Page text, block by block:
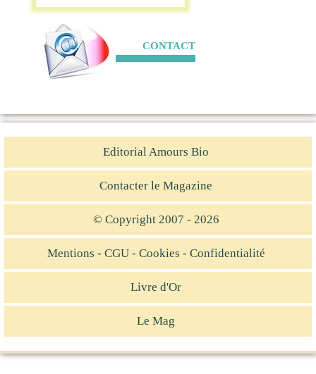
CONTACT
Editorial Amours Bio
Contacter le Magazine
© Copyright 2007 - 2026
Mentions - CGU - Cookies - Confidentialité
Livre d'Or
Le Mag